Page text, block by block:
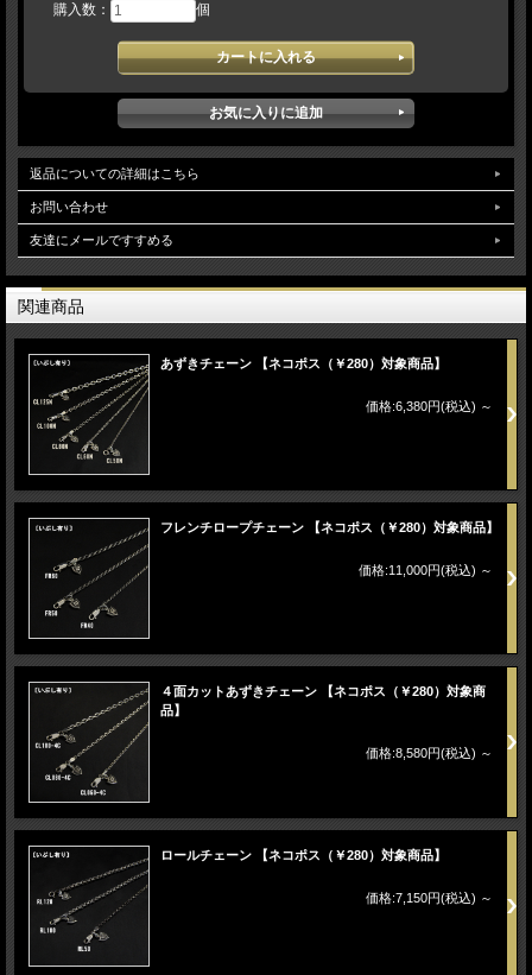
【素 材】 シルバー９２５
【サイズ】 Ｗ１７ｍｍ×Ｈ３６ｍｍ×厚み１１ｍｍ
※チェーンは別売りです。
購入数： 個
返品についての詳細はこちら
お問い合わせ
友達にメールですすめる
関連商品
あずきチェーン 【ネコポス（￥280）対象商品】
価格:6,380円(税込) ～
フレンチロープチェーン 【ネコポス（￥280）対象商品】
価格:11,000円(税込) ～
４面カットあずきチェーン 【ネコポス（￥280）対象商
品】
価格:8,580円(税込) ～
ロールチェーン 【ネコポス（￥280）対象商品】
価格:7,150円(税込) ～